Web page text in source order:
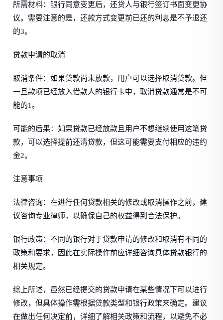
所需材料：银行同意变更后，还贷人与银行签订书面变更协
议。需要注意的是，还款方式变更前已还的利息是不予退还
的3。
贷款申请的取消
取消条件：如果贷款尚未放款，用户可以选择取消贷款。但
一旦款项已经放入借款人的银行卡中，取消贷款通常是不可
能的1。
可能的后果：如果贷款已经放款且用户不想继续使用这笔贷
款，可以选择提前还清贷款，但这可能需要支付相应的违约
金2。
注意事项
法律咨询：在进行任何贷款相关的修改或取消操作之前，建
议咨询专业律师，以确保自己的权益得到合法保护。
银行政策：不同的银行对于贷款申请的修改和取消有不同的
政策和要求，因此在实际操作前应详细咨询具体贷款银行的
相关规定。
综上所述，虽然已经提交的贷款申请在某些情况下可以进行
修改，但具体操作需根据贷款类型和银行政策来确定。建议
在做出任何决定前，详细了解相关政策和流程，以避免不必